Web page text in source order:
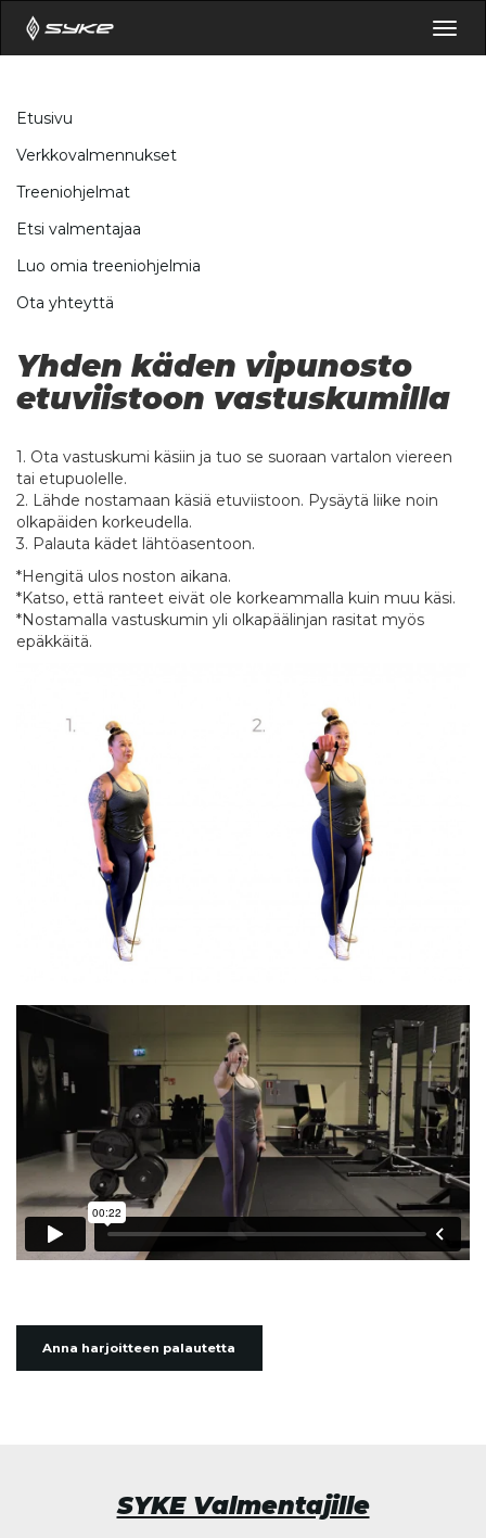
Etusivu
Verkkovalmennukset
Treeniohjelmat
Etsi valmentajaa
Luo omia treeniohjelmia
Ota yhteyttä
Yhden käden vipunosto
etuviistoon vastuskumilla
1. Ota vastuskumi käsiin ja tuo se suoraan vartalon viereen
tai etupuolelle.
2. Lähde nostamaan käsiä etuviistoon. Pysäytä liike noin
olkapäiden korkeudella.
3. Palauta kädet lähtöasentoon.
*Hengitä ulos noston aikana.
*Katso, että ranteet eivät ole korkeammalla kuin muu käsi.
*Nostamalla vastuskumin yli olkapäälinjan rasitat myös
epäkkäitä.
Anna harjoitteen palautetta
SYKE Valmentajille